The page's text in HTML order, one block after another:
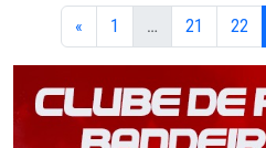
« 1 … 21 22